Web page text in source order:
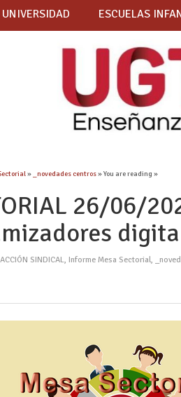
UNIVERSIDAD ESCUELAS
» _novedades centros» You are reading »
26/06/
ACCIÓN SINDICAL, Informe Mesa Sectorial,